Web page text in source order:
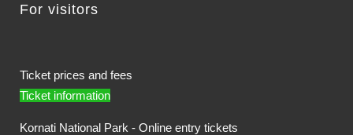
For visitors
Ticket prices and fees
Ticket information
Kornati National Park - Online entry tickets